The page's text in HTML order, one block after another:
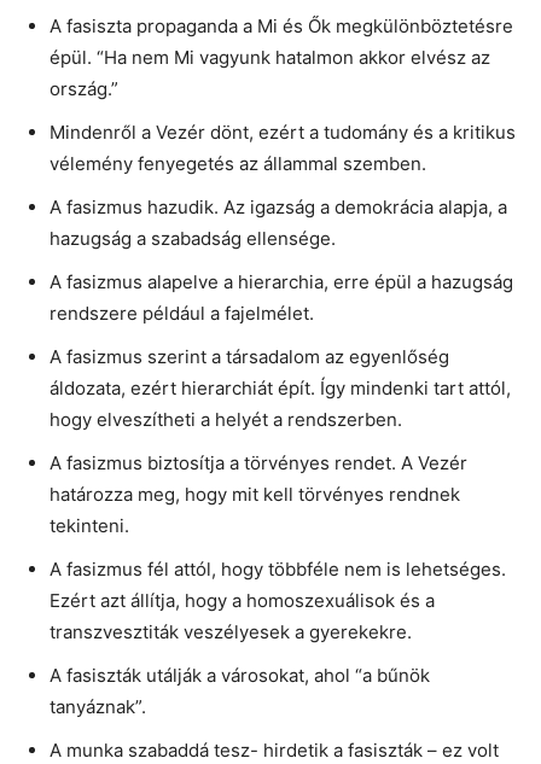
A fasiszta propaganda a Mi és Ők megkülönböztetésre
épül. “Ha nem Mi vagyunk hatalmon akkor elvész az
ország.”
Mindenről a Vezér dönt, ezért a tudomány és a kritikus
vélemény fenyegetés az állammal szemben.
A fasizmus hazudik. Az igazság a demokrácia alapja, a
hazugság a szabadság ellensége.
A fasizmus alapelve a hierarchia, erre épül a hazugság
rendszere például a fajelmélet.
A fasizmus szerint a társadalom az egyenlőség
áldozata, ezért hierarchiát épít. Így mindenki tart attól,
hogy elveszítheti a helyét a rendszerben.
A fasizmus biztosítja a törvényes rendet. A Vezér
határozza meg, hogy mit kell törvényes rendnek
tekinteni.
A fasizmus fél attól, hogy többféle nem is lehetséges.
Ezért azt állítja, hogy a homoszexuálisok és a
transzvesztiták veszélyesek a gyerekekre.
A fasiszták utálják a városokat, ahol “a bűnök
tanyáznak”.
A munka szabaddá tesz- hirdetik a fasiszták – ez volt